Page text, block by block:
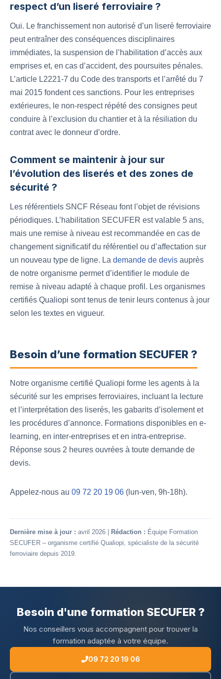
respect d’un liseré ferroviaire ?
Oui. Le franchissement non autorisé d’un liseré ferroviaire
peut entraîner des conséquences disciplinaires
immédiates, la suspension de l’habilitation d’accès aux
emprises et, en cas d’accident, des poursuites pénales.
L’article L2221-7 du Code des transports et l’arrêté du 7
mai 2015 fondent ces sanctions. Pour les entreprises
extérieures, le non-respect répété des consignes peut
conduire à l’exclusion du chantier et à la résiliation du
contrat avec le donneur d’ordre.
Comment se maintenir à jour sur
l’évolution des liserés et des zones de
sécurité ?
Les référentiels SNCF Réseau font l’objet de révisions
périodiques. L’habilitation SECUFER est valable 5 ans,
mais une remise à niveau est recommandée en cas de
changement significatif du référentiel ou d’affectation sur
un nouveau type de ligne. La demande de devis auprès
de notre organisme permet d’identifier le module de
remise à niveau adapté à chaque profil. Les organismes
certifiés Qualiopi sont tenus de tenir leurs contenus à jour
selon les textes en vigueur.
Besoin d’une formation SECUFER ?
Notre organisme certifié Qualiopi forme les agents à la
sécurité sur les emprises ferroviaires, incluant la lecture
et l’interprétation des liserés, les gabarits d’isolement et
les procédures d’annonce. Formations disponibles en e-
learning, en inter-entreprises et en intra-entreprise.
Réponse sous 2 heures ouvrées à toute demande de
devis.
Appelez-nous au 09 72 20 19 06 (lun-ven, 9h-18h).
Dernière mise à jour : avril 2026 | Rédaction : Équipe Formation
SECUFER – organisme certifié Qualiopi, spécialiste de la sécurité
ferroviaire depuis 2019.
Besoin d'une formation SECUFER ?
Nos conseillers vous accompagnent pour trouver la
formation adaptée à votre équipe.
09 72 20 19 06